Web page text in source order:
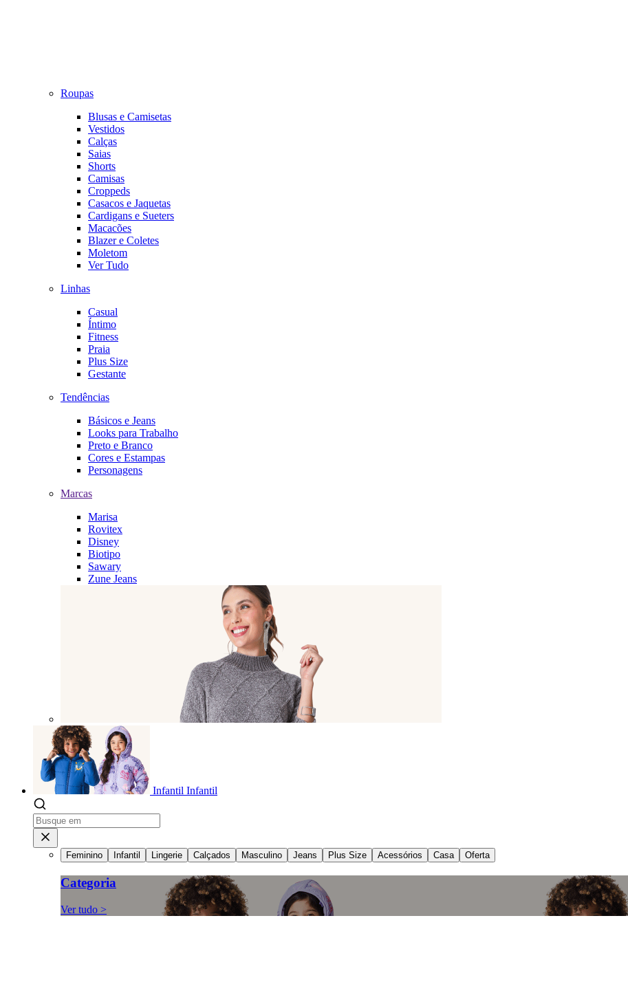
Roupas
Blusas e Camisetas
Vestidos
Calças
Saias
Shorts
Camisas
Croppeds
Casacos e Jaquetas
Cardigans e Sueters
Macacões
Blazer e Coletes
Moletom
Ver Tudo
Linhas
Casual
Íntimo
Fitness
Praia
Plus Size
Gestante
Tendências
Básicos e Jeans
Looks para Trabalho
Preto e Branco
Cores e Estampas
Personagens
Marcas
Marisa
Rovitex
Disney
Biotipo
Sawary
Zune Jeans
Infantil Infantil
Feminino Infantil Lingerie Calçados Masculino Jeans Plus Size Acessórios Casa Oferta
Categoria
Ver tudo >